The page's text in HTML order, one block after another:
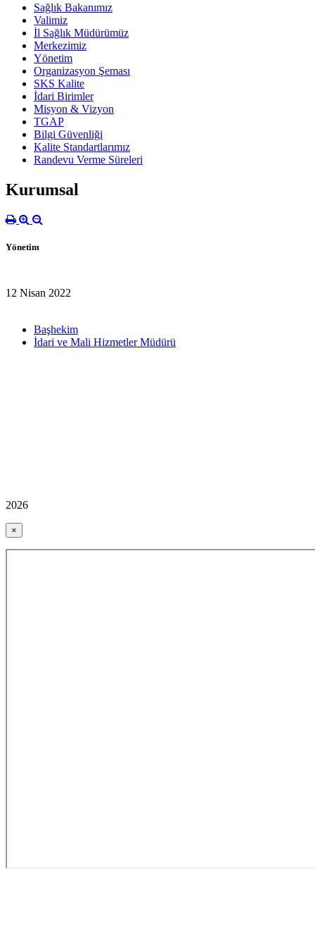
Sağlık Bakanımız
Valimiz
İl Sağlık Müdürümüz
Merkezimiz
Yönetim
Organizasyon Şeması
SKS Kalite
İdari Birimler
Misyon & Vizyon
TGAP
Bilgi Güvenliği
Kalite Standartlarımız
Randevu Verme Süreleri
Kurumsal
Yönetim
12 Nisan 2022
Başhekim
İdari ve Mali Hizmetler Müdürü
2026
×